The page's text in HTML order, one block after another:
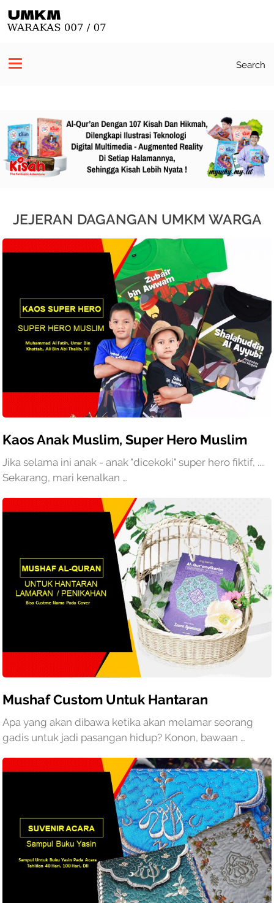
Search
JEJERAN DAGANGAN UMKM WARGA
Kaos Anak Muslim, Super Hero Muslim
Jika selama ini anak - anak "dicekoki" super hero fiktif, ....
Sekarang, mari kenalkan …
Mushaf Custom Untuk Hantaran
Apa yang akan dibawa ketika akan melamar seorang
gadis untuk jadi pasangan hidup? Konon, bawaan …